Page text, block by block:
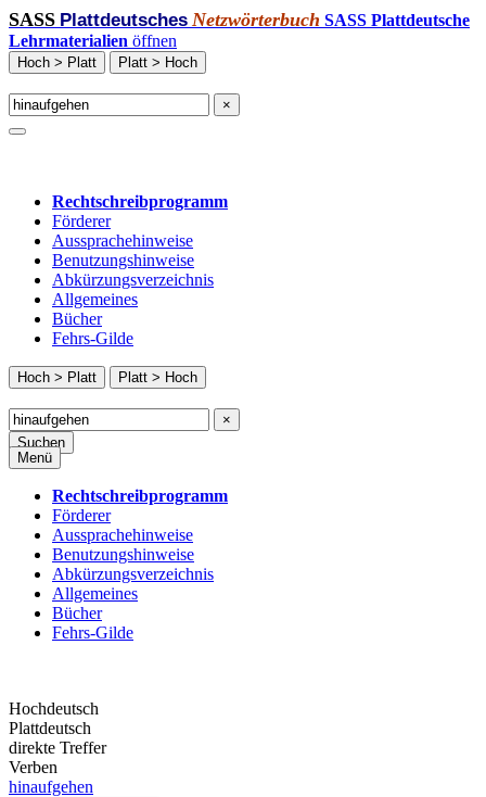
SASS Plattdeutsches Netzwörterbuch SASS Plattdeutsche
Lehrmaterialien öffnen
Hoch > Platt Platt > Hoch
×
Rechtschreibprogramm
Förderer
Aussprachehinweise
Benutzungshinweise
Abkürzungsverzeichnis
Allgemeines
Bücher
Fehrs-Gilde
Hoch > Platt Platt > Hoch
×
Suchen
Menü
Rechtschreibprogramm
Förderer
Aussprachehinweise
Benutzungshinweise
Abkürzungsverzeichnis
Allgemeines
Bücher
Fehrs-Gilde
Hochdeutsch
Plattdeutsch
direkte Treffer
Verben
hinaufgehen